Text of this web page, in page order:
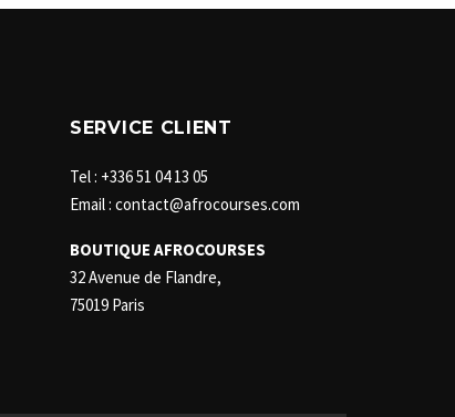
SERVICE CLIENT
Tel : +336 51 04 13 05
Email : contact@afrocourses.com
BOUTIQUE AFROCOURSES
32 Avenue de Flandre,
75019 Paris